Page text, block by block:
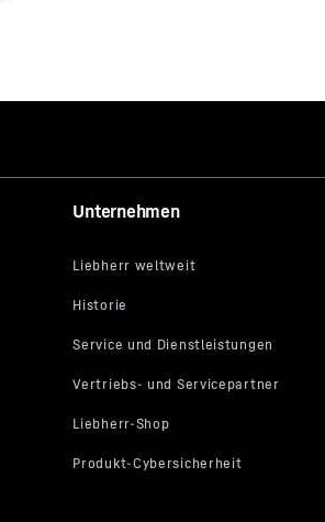
Karriere
Unternehmen